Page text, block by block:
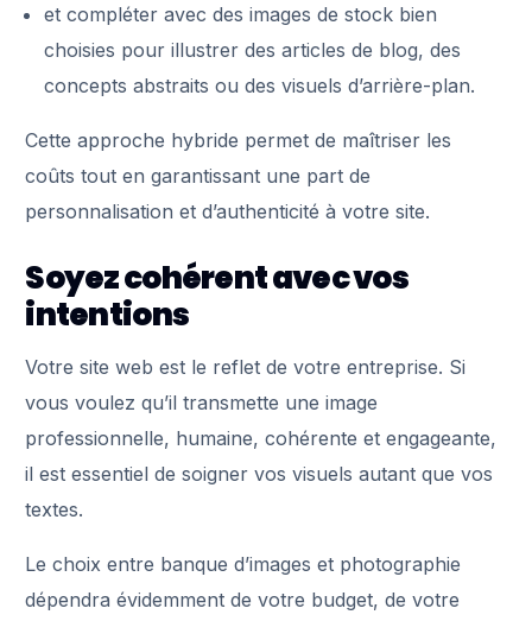
et compléter avec des images de stock bien
choisies pour illustrer des articles de blog, des
concepts abstraits ou des visuels d’arrière-plan.
Cette approche hybride permet de maîtriser les
coûts tout en garantissant une part de
personnalisation et d’authenticité à votre site.
Soyez cohérent avec vos
intentions
Votre site web est le reflet de votre entreprise. Si
vous voulez qu’il transmette une image
professionnelle, humaine, cohérente et engageante,
il est essentiel de soigner vos visuels autant que vos
textes.
Le choix entre banque d’images et photographie
dépendra évidemment de votre budget, de votre